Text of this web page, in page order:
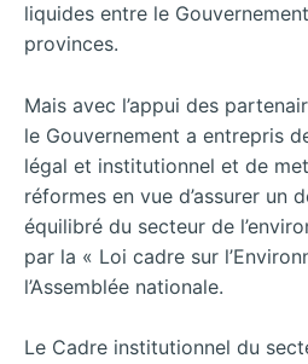
liquides entre le
provinces.
Mais avec l’appui des
le Gouvernement a entrepris
légal et institutionnel et de
réformes en vue d’assurer un
équilibré du secteur de
par la « Loi cadre sur
l’Assemblée nationale.
Le Cadre institutionnel du